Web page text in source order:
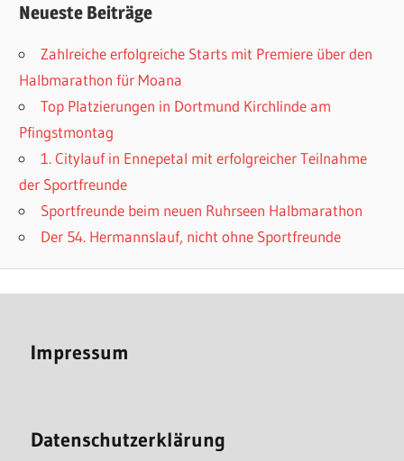
Neueste Beiträge
Zahlreiche erfolgreiche Starts mit Premiere über den
Halbmarathon für Moana
Top Platzierungen in Dortmund Kirchlinde am
Pfingstmontag
1. Citylauf in Ennepetal mit erfolgreicher Teilnahme
der Sportfreunde
Sportfreunde beim neuen Ruhrseen Halbmarathon
Der 54. Hermannslauf, nicht ohne Sportfreunde
Impressum
Datenschutzerklärung